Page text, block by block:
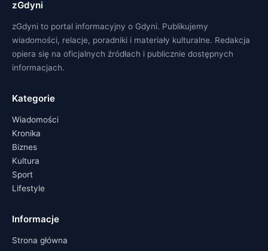
zGdyni
zGdyni to portal informacyjny o Gdyni. Publikujemy
wiadomości, relacje, poradniki i materiały kulturalne. Redakcja
opiera się na oficjalnych źródłach i publicznie dostępnych
informacjach.
Kategorie
Wiadomości
Kronika
Biznes
Kultura
Sport
Lifestyle
Informacje
Strona główna